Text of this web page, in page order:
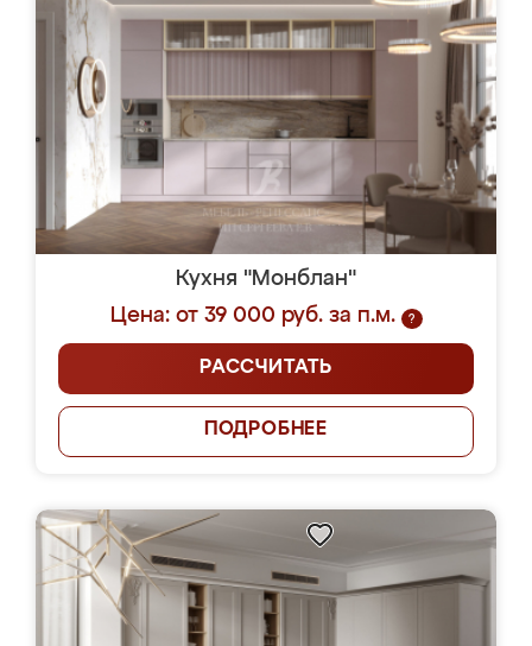
Кухня "Монблан"
Цена: от 39 000 руб. за п.м.
?
РАССЧИТАТЬ
ПОДРОБНЕЕ